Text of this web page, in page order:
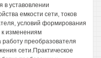
в уставовлении
емкости сети, токов
условий формирования
к изменениям
преобразователя
сети.Практическое